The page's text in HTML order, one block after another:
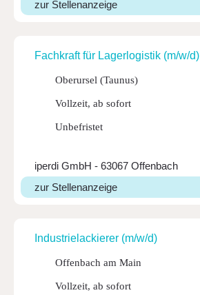
zur Stellenanzeige
Fach­kraft für Lager­lo­gistik (m/w/d)
Oberursel (Taunus)
Vollzeit, ab sofort
Unbefristet
iperdi GmbH - 63067 Offenbach
zur Stellenanzeige
Indus­tri­e­la­ckierer (m/w/d)
Offenbach am Main
Vollzeit, ab sofort